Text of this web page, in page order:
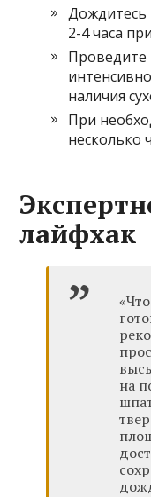
Дождитесь
2-4 часа
наличия
При
несколько
лайфхак
на